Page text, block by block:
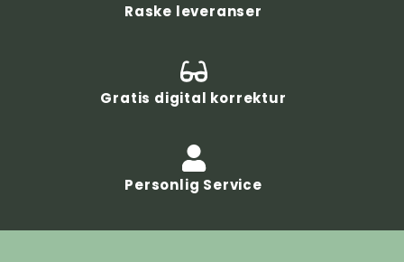
Raske leveranser
Gratis digital korrektur
Personlig Service